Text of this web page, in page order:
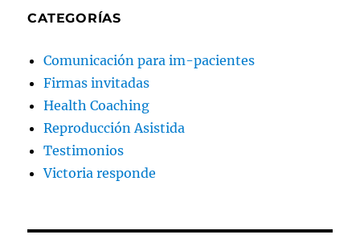
CATEGORÍAS
Comunicación para im-pacientes
Firmas invitadas
Health Coaching
Reproducción Asistida
Testimonios
Victoria responde